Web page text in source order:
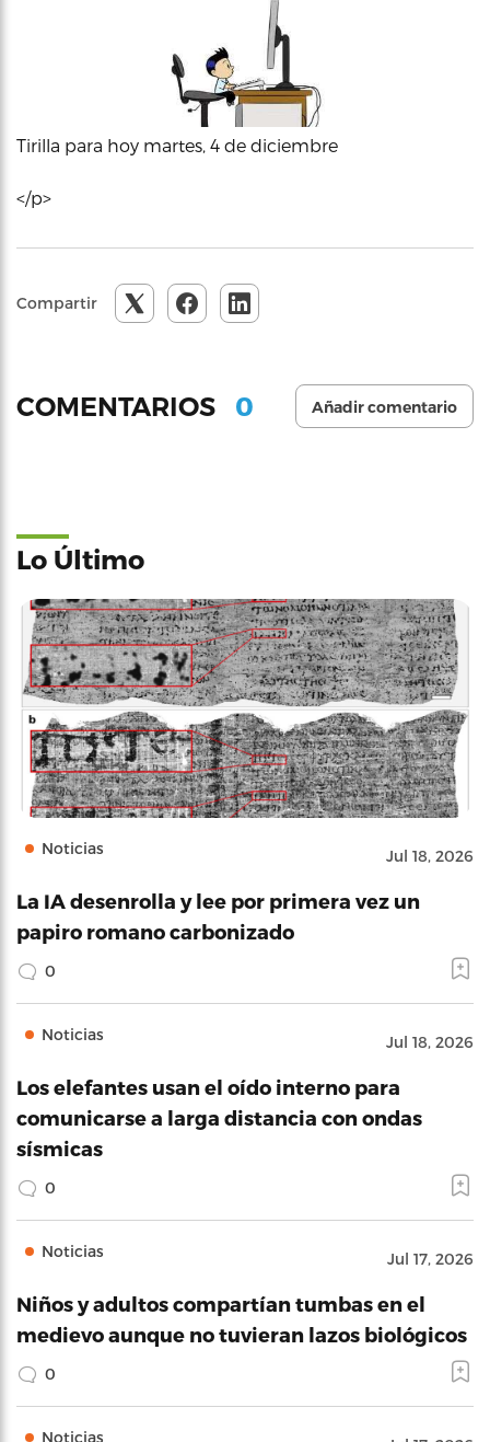
Tirilla para hoy martes, 4 de diciembre
</p>
Compartir
COMENTARIOS 0 Añadir comentario
Lo Último
Noticias Jul 18, 2026
La IA desenrolla y lee por primera vez un
papiro romano carbonizado
0
Noticias Jul 18, 2026
Los elefantes usan el oído interno para
comunicarse a larga distancia con ondas
sísmicas
0
Noticias Jul 17, 2026
Niños y adultos compartían tumbas en el
medievo aunque no tuvieran lazos biológicos
0
Noticias